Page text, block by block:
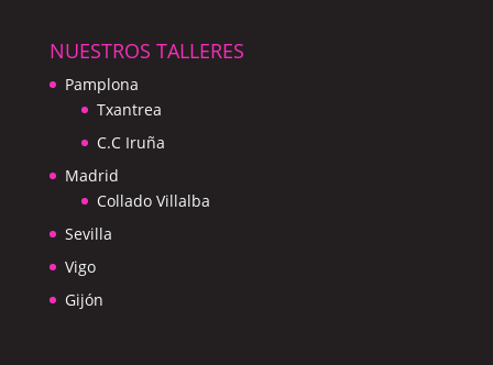
NUESTROS TALLERES
Pamplona
Txantrea
C.C Iruña
Madrid
Collado Villalba
Sevilla
Vigo
Gijón